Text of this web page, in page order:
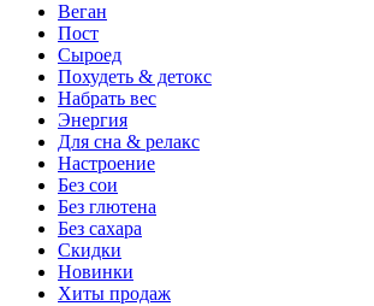
Веган
Пост
Сыроед
Похудеть & детокс
Набрать вес
Энергия
Для сна & релакс
Настроение
Без сои
Без глютена
Без сахара
Скидки
Новинки
Хиты продаж